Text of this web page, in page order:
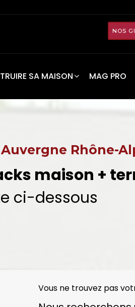
NOS
SA MAISON MAG PRO
Rhône-
maison +
ci-dessous
Vous ne trouvez pas